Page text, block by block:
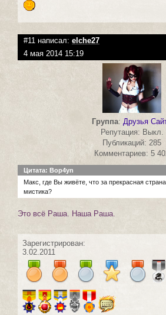
#11 написал: elche27
4 мая 2014 15:19
Группа: Друзья
Репутация: Выкл.
Публикаций: 285
Комментариев: 5
Цитата: Bop4yn
Макс, где Вы живёте, что за прекрасная
мистика?
Это всё Раша. Наша Раша.
Зарегистрирован:
3.02.2011